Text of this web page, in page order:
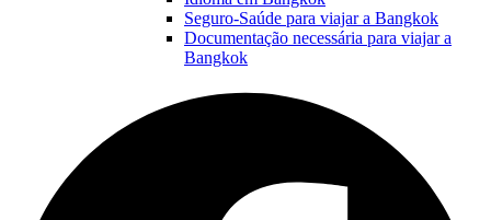
Seguro-Saúde para viajar a Bangkok
Documentação necessária para viajar a
Bangkok